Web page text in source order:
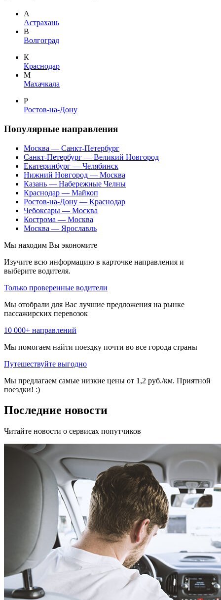
А
Астрахань
В
Волгоград
К
Краснодар
М
Махачкала
Р
Ростов-на-Дону
Популярные направления
Москва — Санкт-Петербург
Санкт-Петербург — Великий Новгород
Екатеринбург — Челябинск
Нижний Новгород — Москва
Казань — Набережные Челны
Краснодар — Майкоп
Ростов-на-Дону — Краснодар
Чебоксары — Москва
Кострома — Москва
Москва — Ярославль
Мы находим Вы экономите
Изучите всю информацию в карточке направления и
выберите водителя.
Только проверенные водители
Мы отобрали для Вас лучшие предложения на рынке
пассажирских перевозок
10 000+ направлений
Мы помогаем найти поездку почти во все города страны
Путешествуйте выгодно
Мы предлагаем самые низкие цены от 1,2 руб./км. Приятной
поездки! :)
Последние новости
Читайте новости о сервисах попутчиков